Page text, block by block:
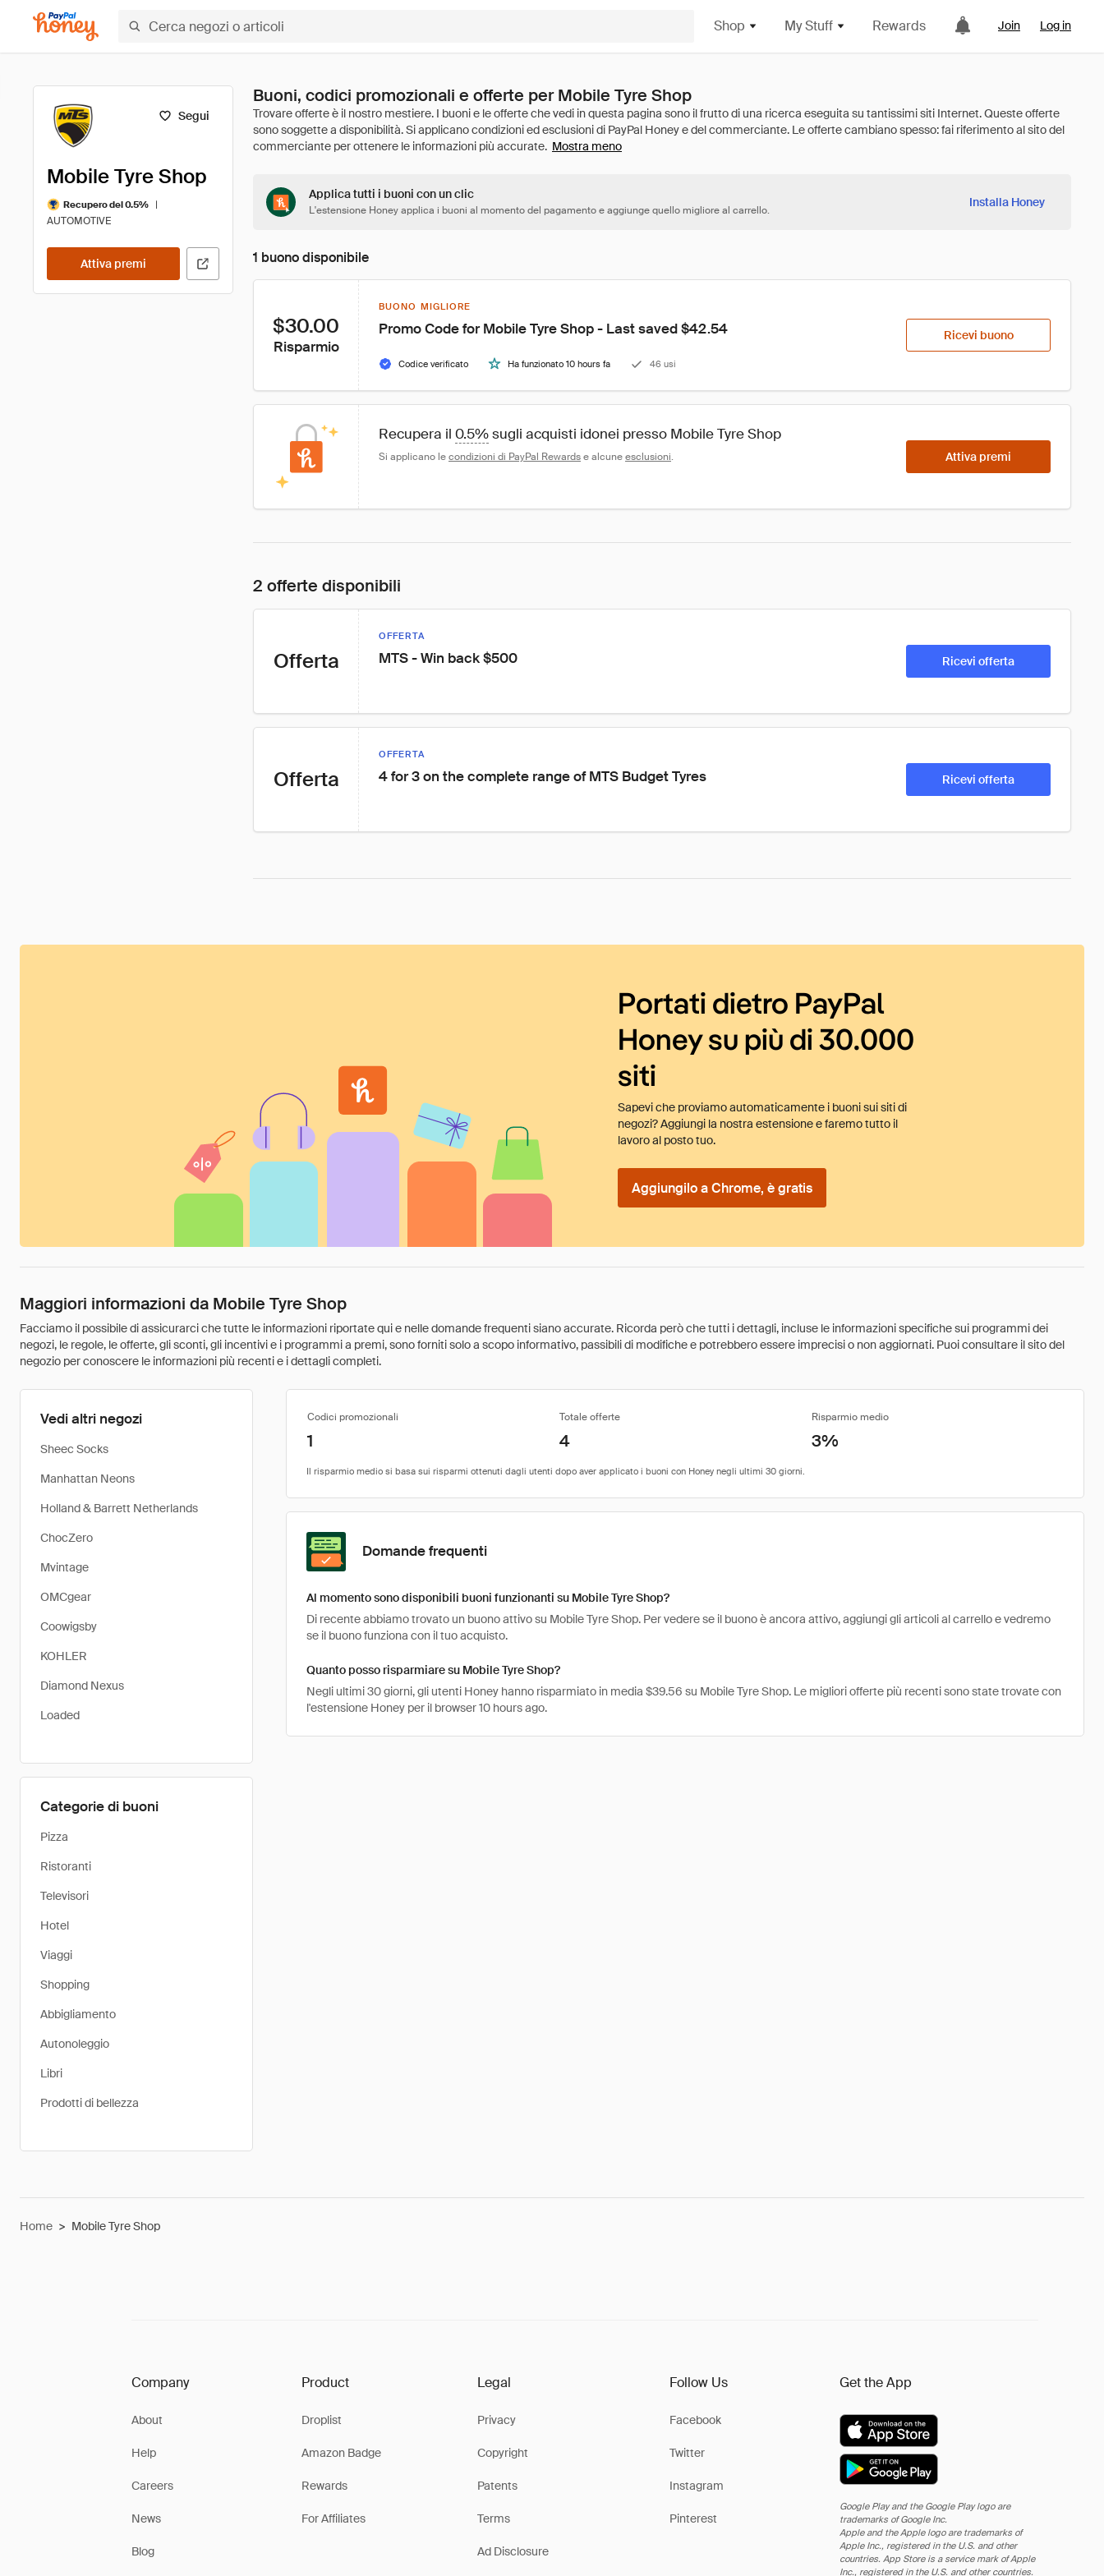
Shop My Stuff Rewards Join Log in
Segui
Mobile Tyre Shop
Recupero del 0.5%
|
AUTOMOTIVE
Attiva premi
Buoni, codici promozionali e offerte per Mobile Tyre Shop
Mostra meno
Applica tutti i buoni con un clic
L'estensione Honey applica i buoni al momento del pagamento e aggiunge quello migliore al carrello.
Installa Honey
1 buono disponibile
$30.00
Risparmio
BUONO MIGLIORE
Promo Code for Mobile Tyre Shop - Last saved $42.54
Codice verificato Ha funzionato 10 hours fa 46 usi
Ricevi buono
Recupera il 0.5% sugli acquisti idonei presso Mobile Tyre Shop
Si applicano le condizioni di PayPal Rewards e alcune esclusioni. Attiva premi
2 offerte disponibili
Offerta
OFFERTA
MTS - Win back $500 Ricevi offerta
Offerta
OFFERTA
4 for 3 on the complete range of MTS Budget Tyres Ricevi offerta
Portati dietro PayPal
Honey su più di 30.000
siti
Sapevi che proviamo automaticamente i buoni sui siti di
negozi? Aggiungi la nostra estensione e faremo tutto il
lavoro al posto tuo.
Aggiungilo a Chrome, è gratis
Maggiori informazioni da Mobile Tyre Shop
Facciamo il possibile di assicurarci che tutte le informazioni riportate qui e nelle domande frequenti siano accurate. Ricorda però che tutti i dettagli, incluse le informazioni specifiche sui programmi dei
negozi, le regole, le offerte, gli sconti, gli incentivi e i programmi a premi, sono forniti solo a scopo informativo, passibili di modifiche e potrebbero essere imprecisi o non aggiornati. Puoi consultare il sito del
negozio per conoscere le informazioni più recenti e i dettagli completi.
Vedi altri negozi
Sheec Socks
Manhattan Neons
Holland & Barrett Netherlands
ChocZero
Mvintage
OMCgear
Coowigsby
KOHLER
Diamond Nexus
Loaded
Categorie di buoni
Pizza
Ristoranti
Televisori
Hotel
Viaggi
Shopping
Abbigliamento
Autonoleggio
Libri
Prodotti di bellezza
Codici promozionali Totale offerte Risparmio medio
1 4 3%
Domande frequenti
Al momento sono disponibili buoni funzionanti su Mobile Tyre Shop?
Di recente abbiamo trovato un buono attivo su Mobile Tyre Shop. Per vedere se il buono è ancora attivo, aggiungi gli articoli al carrello e vedremo
se il buono funziona con il tuo acquisto.
Quanto posso risparmiare su Mobile Tyre Shop?
Negli ultimi 30 giorni, gli utenti Honey hanno risparmiato in media $39.56 su Mobile Tyre Shop. Le migliori offerte più recenti sono state trovate con
l'estensione Honey per il browser 10 hours ago.
Home > Mobile Tyre Shop
Company
About
Help
Careers
News
Blog
Product
Droplist
Amazon Badge
Rewards
For Affiliates
Legal
Privacy
Copyright
Patents
Terms
Ad Disclosure
Follow Us
Facebook
Twitter
Instagram
Pinterest
Get the App
Google Play and the Google Play logo are
trademarks of Google Inc.
Apple and the Apple logo are trademarks of
Apple Inc., registered in the U.S. and other
countries. App Store is a service mark of Apple
Inc., registered in the U.S. and other countries.